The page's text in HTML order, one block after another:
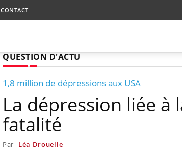
CONTACT
QUESTION D'ACTU
1,8 million de dépressions aux USA
La dépression liée à
fatalité
Par Léa Drouelle